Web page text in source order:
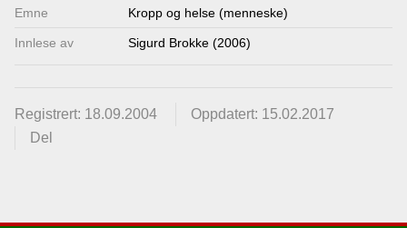
Emne Kropp og helse (menneske)
Innlese av Sigurd Brokke (2006)
Registrert: 18.09.2004
Oppdatert: 15.02.2017
Del
oss